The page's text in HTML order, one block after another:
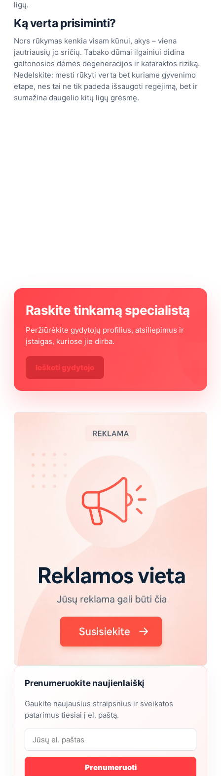
ligų.
Ką verta prisiminti?
Nors rūkymas kenkia visam kūnui, akys – viena
jautriausių jo sričių. Tabako dūmai ilgainiui didina
geltonosios dėmės degeneracijos ir kataraktos riziką.
Nedelskite: mesti rūkyti verta bet kuriame gyvenimo
etape, nes tai ne tik padeda išsaugoti regėjimą, bet ir
sumažina daugelio kitų ligų grėsmę.
Raskite tinkamą specialistą
Peržiūrėkite gydytojų profilius, atsiliepimus ir
įstaigas, kuriose jie dirba.
Ieškoti gydytojo
Prenumeruokite naujienlaiškį
Gaukite naujausius straipsnius ir sveikatos
patarimus tiesiai į el. paštą.
Prenumeruoti